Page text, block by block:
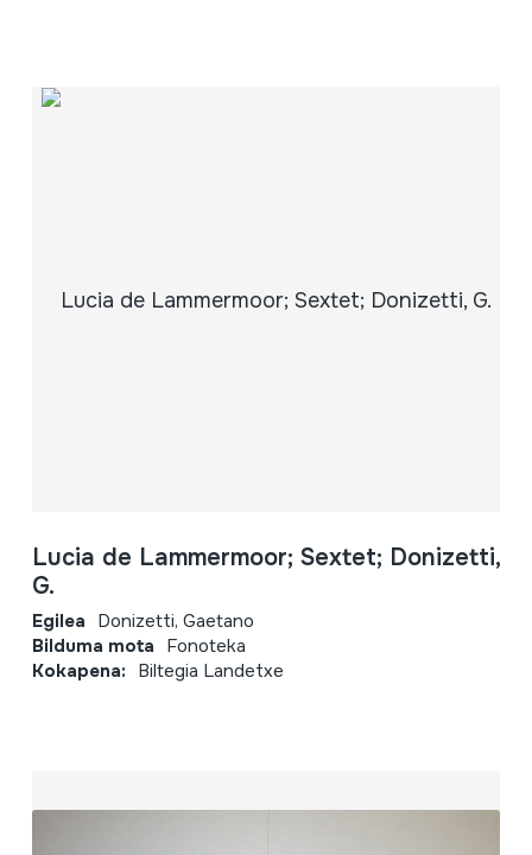
Lucia de Lammermoor; Sextet; Donizetti,
G.
Egilea Donizetti, Gaetano
Bilduma mota Fonoteka
Kokapena: Biltegia Landetxe